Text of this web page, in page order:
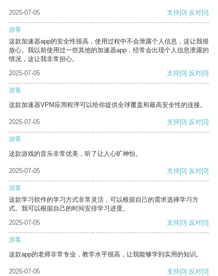
2025-07-05 支持[0] 反对[0]
游客
这款加速器app的安全性很高，使用过程中不会泄露个人信息，这让我很
放心。我以前使用过一些其他的加速器app，经常会出现个人信息泄露的
情况，这让我非常担心。
2025-07-05
支持[0] 反对[0]
游客
这款加速器VPM应用程序可以给你提供全球覆盖和最高安全性的连接。
2025-07-05 支持[0] 反对[0]
游客
这款游戏的音乐非常优美，听了让人心旷神怡。
2025-07-05 支持[0] 反对[0]
游客
这款学习软件的学习方式非常灵活，可以根据自己的需求选择学习方
式。我可以根据自己的时间安排学习进度。
2025-07-05
支持[0] 反对[0]
游客
这款app的老师非常专业，教学水平很高，让我能够学到实用的知识。
2025-07-05 支持[0] 反对[0]